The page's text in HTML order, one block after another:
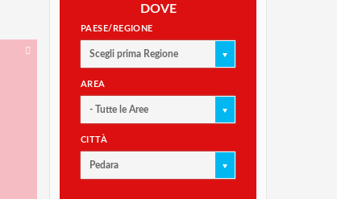
DOVE
PAESE/REGIONE
Scegli prima Regione
AREA
- Tutte le Aree
CITTÀ
Pedara